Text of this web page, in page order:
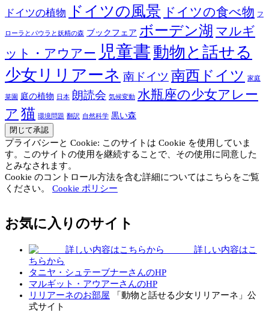
ドイツの植物 ドイツの風景 ドイツの食べ物 フ
ローラとパウラと妖精の森 ブックフェア ボーデン湖 マルギ
ット・アウアー 児童書 動物と話せる
少女リリアーネ 南ドイツ 南西ドイツ 家庭
菜園 庭の植物 日本 朗読会 気候変動 水瓶座の少女アレー
ア 猫 環境問題 翻訳 自然科学 黒い森
プライバシーと Cookie: このサイトは Cookie を使用していま
す。このサイトの使用を継続することで、その使用に同意した
とみなされます。
Cookie のコントロール方法を含む詳細についてはこちらをご覧
ください。 Cookie ポリシー
お気に入りのサイト
詳しい内容はこ
ちらから
タニヤ・シュテーブナーさんのHP
マルギット・アウアーさんのHP
リリアーネのお部屋 「動物と話せる少女リリアーネ」公
式サイト